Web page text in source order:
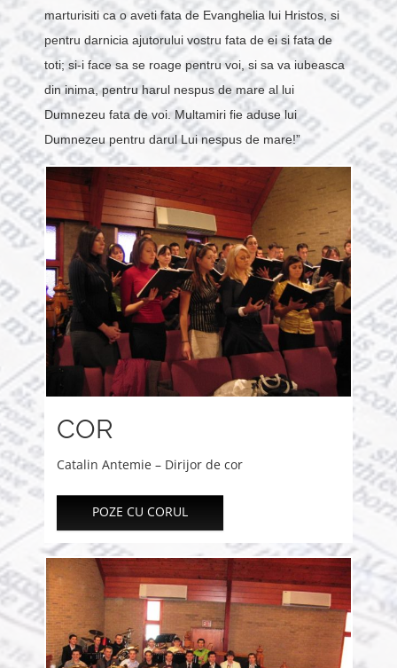
marturisiti ca o aveti fata de Evanghelia lui Hristos, si
pentru darnicia ajutorului vostru fata de ei si fata de
toti; si-i face sa se roage pentru voi, si sa va iubeasca
din inima, pentru harul nespus de mare al lui
Dumnezeu fata de voi. Multamiri fie aduse lui
Dumnezeu pentru darul Lui nespus de mare!”
COR
Catalin Antemie – Dirijor de cor
POZE CU CORUL